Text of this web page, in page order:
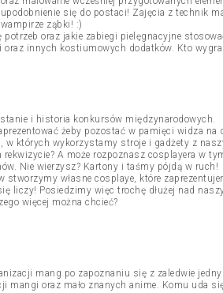
się do postaci! Zajęcia z technik
ząbki! :)
oraz jakie zabiegi pielęgnacyjne
innych kostiumowych dodatków. Kto
i historia konkursów międzynarodowych.
żeby pozostać w pamięci widza na
których wykorzystamy stroje i gadżety z
A może rozpoznasz cosplayera w
Nie wierzysz? Kartony i taśmy pójdą w ruch!
własne cosplaye, które
liczy! Posiedzimy więc trochę dłużej nad
więcej można chcieć?
mang po zapoznaniu się z zaledwie
oraz mało znanych anime. Komu uda